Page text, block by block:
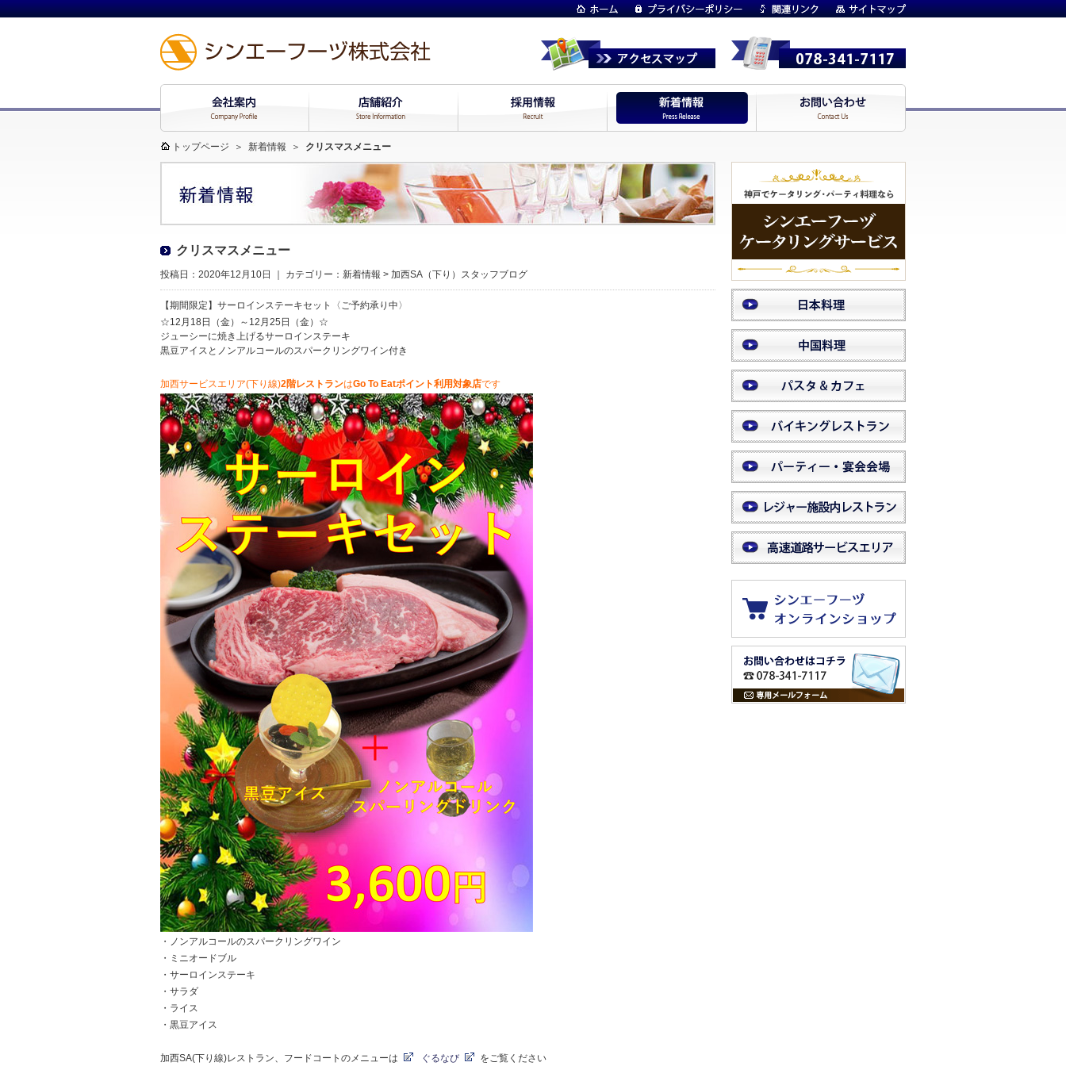
トップページ ＞ 新着情報 ＞ クリスマスメニュー
クリスマスメニュー
投稿日：2020年12月10日 ｜ カテゴリー： 新着情報 > 加西SA（下り）スタッフブログ
【期間限定】サーロインステーキセット〈ご予約承り中〉
☆12月18日（金）～12月25日（金）☆
ジューシーに焼き上げるサーロインステーキ
黒豆アイスとノンアルコールのスパークリングワイン付き
加西サービスエリア(下り線)2階レストランはGo To Eatポイント利用対象店です
・ノンアルコールのスパークリングワイン
・ミニオードブル
・サーロインステーキ
・サラダ
・ライス
・黒豆アイス
加西SA(下り線)レストラン、フードコートのメニューは ぐるなび をご覧ください